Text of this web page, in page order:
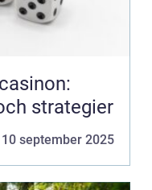
strategier
10 september 2025